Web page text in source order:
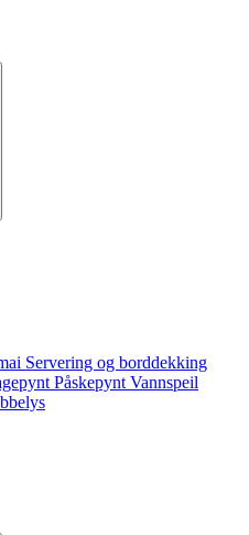
Servering og borddekking
Påskepynt Vannspeil